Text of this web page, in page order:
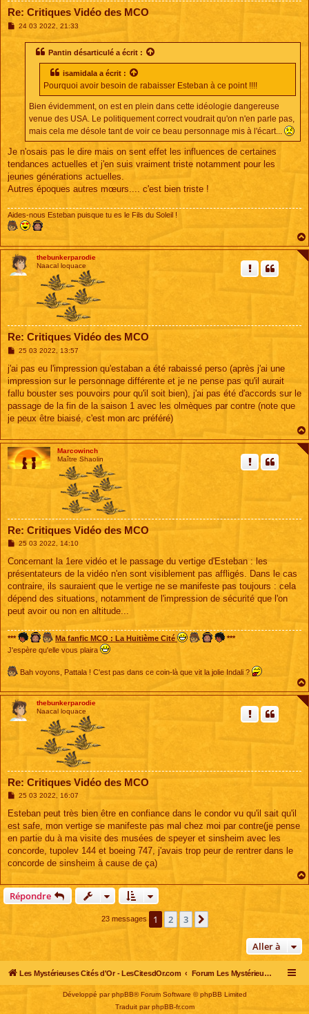
Re: Critiques Vidéo des MCO
M24 03 2022, 21:33
Pantin désarticulé a écrit :
isamidala a écrit :
Pourquoi avoir besoin de rabaisser Esteban à ce point !!!!
Bien évidemment, on est en plein dans cette idéologie dangereuse
venue des USA. Le politiquement correct voudrait qu'on n'en parle pas,
mais cela me désole tant de voir ce beau personnage mis à l'écart...
Je n'osais pas le dire mais on sent effet les influences de certaines
tendances actuelles et j'en suis vraiment triste notamment pour les
jeunes générations actuelles.
Autres époques autres mœurs.... c'est bien triste !
Aides-nous Esteban puisque tu es le Fils du Soleil !
thebunkerparodie
Naacal loquace
Re: Critiques Vidéo des MCO
M
s
a
g
25 03 2022, 13:57
j'ai pas eu l'impression qu'estaban a été rabaissé perso (après j'ai une
impression sur le personnage différente et je ne pense pas qu'il aurait
fallu bouster ses pouvoirs pour qu'il soit bien), j'ai pas été d'accords sur le
passage de la fin de la saison 1 avec les olmèques par contre (note que
je peux être biaisé, c'est mon arc préféré)
Marcowinch
Maître Shaolin
Re: Critiques Vidéo des MCO
M
s
a
g
25 03 2022, 14:10
Concernant la 1ere vidéo et le passage du vertige d'Esteban : les
présentateurs de la vidéo n'en sont visiblement pas affligés. Dans le cas
contraire, ils sauraient que le vertige ne se manifeste pas toujours : cela
dépend des situations, notamment de l'impression de sécurité que l'on
peut avoir ou non en altitude...
*** Ma fanfic MCO : La Huitième Cité
***
J'espère qu'elle vous plaira
Bah voyons, Pattala ! C'est pas dans ce coin-là que vit la jolie Indali ?
thebunkerparodie
Naacal loquace
Re: Critiques Vidéo des MCO
M
s
a
g
25 03 2022, 16:07
Esteban peut très bien être en confiance dans le condor vu qu'il sait qu'il
est safe, mon vertige se manifeste pas mal chez moi par contre(je pense
en partie du à ma visite des musées de speyer et sinsheim avec les
concorde, tupolev 144 et boeing 747, j'avais trop peur de rentrer dans le
concorde de sinsheim à cause de ça)
Répondre
23 messages 1 2 3
Aller à
Les Mystérieuses Cités d'Or - LesCitesdOr.com Forum Les Mystérieuses Cités d'Or
Développé parphpBB® Forum Software © phpBB Limited
Traduit parphpBB-fr.com